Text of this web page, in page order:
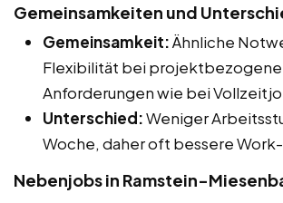
Gemeinsamkeiten und
Gemeinsamkeit:Ähnliche
Flexibilität bei
Anforderungen wie bei
Unterschied:Weniger
Woche, daher oft bessere
Nebenjobs in Ramstein-